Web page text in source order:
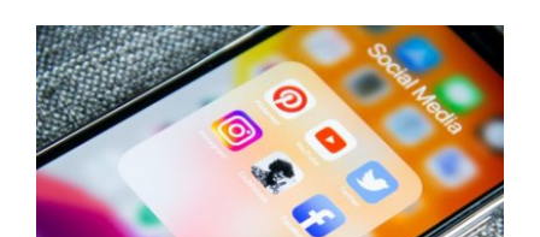
View
Larger
Image